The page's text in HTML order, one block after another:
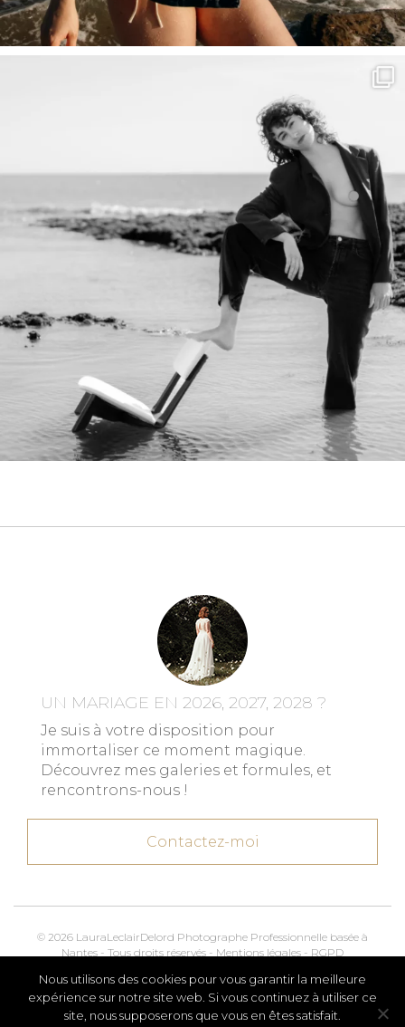
UN MARIAGE EN 2026, 2027, 2028 ?
Je suis à votre disposition pour
immortaliser ce moment magique.
Découvrez mes galeries et formules, et
rencontrons-nous !
Contactez-moi
© 2026 LauraLeclairDelord Photographe Professionnelle basée à
Nantes - Tous droits réservés - Mentions légales - RGPD
Kroox.ioMarketing, Creative & Digital
Nous utilisons des cookies pour vous garantir la meilleure
expérience sur notre site web. Si vous continuez à utiliser ce
site, nous supposerons que vous en êtes satisfait.